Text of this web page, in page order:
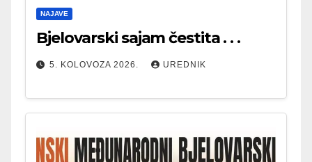
NAJAVE
Bjelovarski sajam čestita . . .
5. KOLOVOZA 2026. UREDNIK